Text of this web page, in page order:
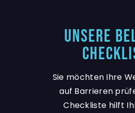
Unsere
Sie möchten Ihre
auf Barrieren
Checkliste hilft